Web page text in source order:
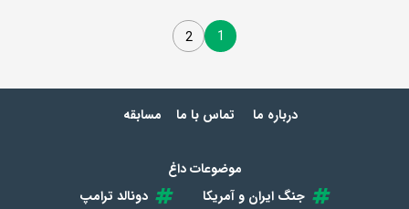
1
2
درباره ما تماس با ما مسابقه
موضوعات داغ
جنگ ایران و آمریکا
دونالد ترامپ